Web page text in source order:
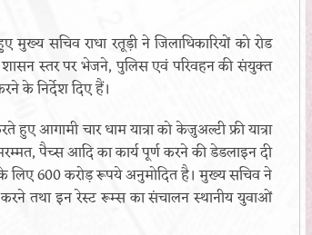
सचिव राधा रतूड़ी ने जिलाधिकारियों को रोड
स्तर पर भेजने, पुलिस एवं परिवहन की संयुक्त
के निर्देश दिए हैं।
हुए आगामी चार धाम यात्रा को केजुअल्टी फ्री यात्रा
पैच्स आदि का कार्य पूर्ण करने की डेडलाइन दी
के लिए 600 करोड़ रूपये अनुमोदित है। मुख्य सचिव ने
करने तथा इन रेस्ट रूम्स का संचालन स्थानीय युवाओं